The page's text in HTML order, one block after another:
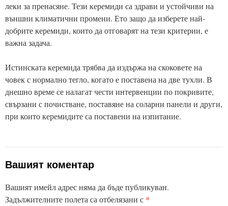
леки за пренасяне. Тези керемиди са здрави и устойчиви на
външни климатични промени. Ето защо да изберете най-
добрите керемиди, които да отговарят на тези критерии, е
важна задача.
Истинската керемида трябва да издържа на скоковете на
човек с нормално тегло, когато е поставена на две тухли. В
днешно време се налагат чести интервенции по покривите,
свързани с почистване, поставяне на соларни панели и други,
при които керемидите са поставени на изпитание.
Вашият коментар
Вашият имейл адрес няма да бъде публикуван.
Задължителните полета са отбелязани с *